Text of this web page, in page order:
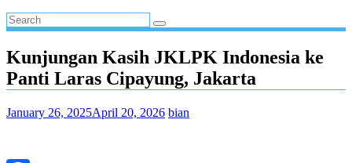
Kunjungan Kasih JKLPK Indonesia ke
Panti Laras Cipayung, Jakarta
January 26, 2025April 20, 2026 bian